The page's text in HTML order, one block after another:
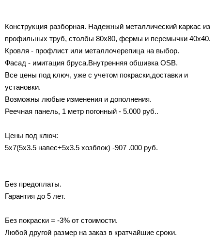
Конструкция разборная. Надежный металлический каркас из
профильных труб, столбы 80х80, фермы и перемычки 40х40.
Кровля - профлист или металлочерепица на выбор.
Фасад - имитация бруса.Внутренняя обшивка OSB.
Все цены под ключ, уже с учетом покраски,доставки и
установки.
Возможны любые изменения и дополнения.
Реечная панель, 1 метр погонный - 5.000 руб..
Цены под ключ:
5х7(5х3.5 навес+5х3.5 хозблок) -907 .000 руб.
Без предоплаты.
Гарантия до 5 лет.
Без покраски = -3% от стоимости.
Любой другой размер на заказ в кратчайшие сроки.